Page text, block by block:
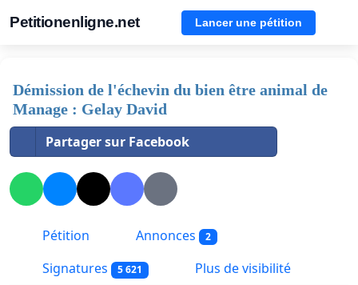
Petitionenligne.net Lancer une pétition
Démission de l'échevin du bien être animal de
Manage : Gelay David
Partager sur Facebook
Pétition Annonces 2
Signatures 5 621 Plus de visibilité